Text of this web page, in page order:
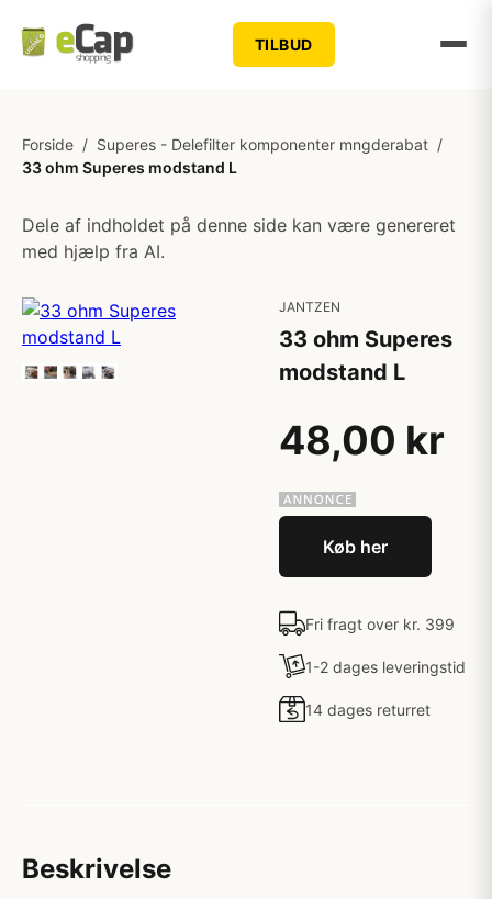
TILBUD
Forside / Superes - Delefilter komponenter mngderabat /
33 ohm Superes modstand L
Dele af indholdet på denne side kan være genereret
med hjælp fra AI.
JANTZEN
33 ohm Superes
modstand L
48,00 kr
Køb her
Fri fragt over kr. 399
1-2 dages leveringstid
14 dages returret
Beskrivelse